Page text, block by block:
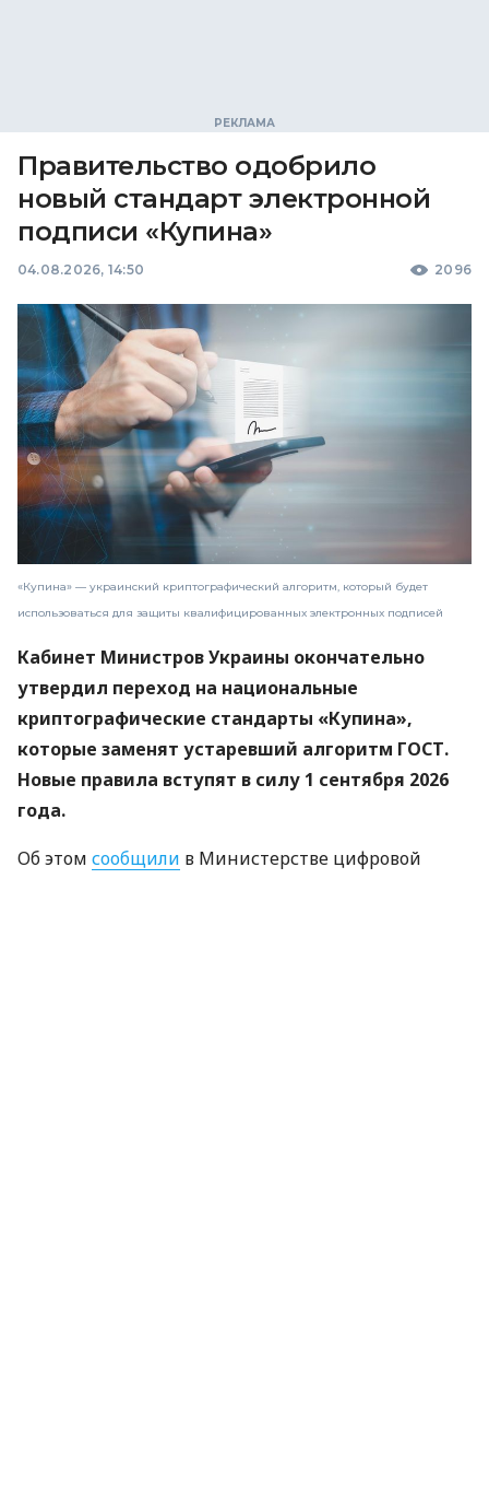
Правительство одобрило
новый стандарт электронной
подписи «Купина»
04.08.2026, 14:50 2096
«Купина» — украинский криптографический алгоритм, который будет
использоваться для защиты квалифицированных электронных подписей
Кабинет Министров Украины окончательно
утвердил переход на национальные
криптографические стандарты «Купина»,
которые заменят устаревший алгоритм ГОСТ.
Новые правила вступят в силу 1 сентября 2026
года.
Об этом сообщили в Министерстве цифровой